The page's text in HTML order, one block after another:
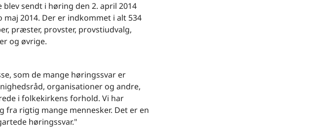
sendt i høring den 2. april 2014
2014. Der er indkommet i alt 534
præster, provster, provstiudvalg,
og øvrige.
som de mange høringssvar er
organisationer og andre,
i folkekirkens forhold. Vi har
rigtig mange mennesker. Det er en
høringssvar."